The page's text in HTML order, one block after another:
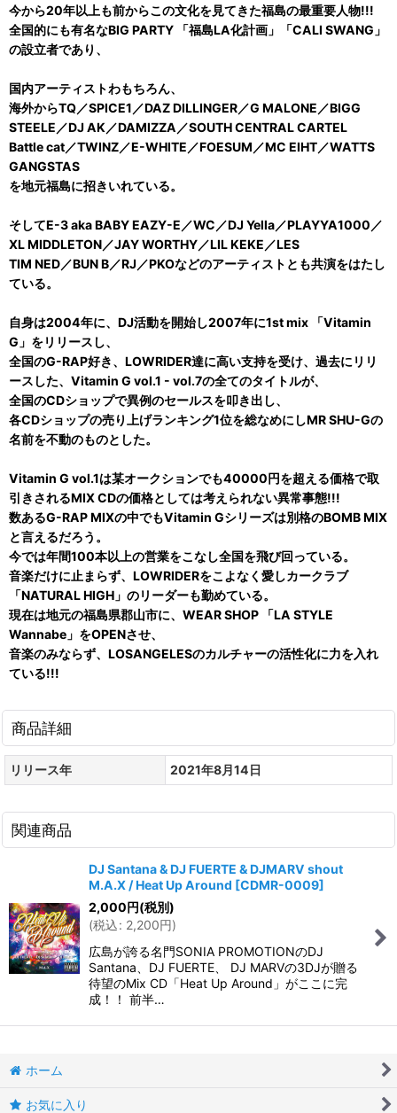
今から20年以上も前からこの文化を見てきた福島の最重要人物!!!
全国的にも有名なBIG PARTY 「福島LA化計画」「CALI SWANG」
の設立者であり、
国内アーティストわもちろん、
海外からTQ／SPICE1／DAZ DILLINGER／G MALONE／BIGG
STEELE／DJ AK／DAMIZZA／SOUTH CENTRAL CARTEL
Battle cat／TWINZ／E-WHITE／FOESUM／MC EIHT／WATTS
GANGSTAS
を地元福島に招きいれている。
そしてE-3 aka BABY EAZY-E／WC／DJ Yella／PLAYYA1000／
XL MIDDLETON／JAY WORTHY／LIL KEKE／LES
TIM NED／BUN B／RJ／PKOなどのアーティストとも共演をはたし
ている。
自身は2004年に、DJ活動を開始し2007年に1st mix 「Vitamin
G」をリリースし、
全国のG-RAP好き、LOWRIDER達に高い支持を受け、過去にリリ
ースした、Vitamin G vol.1 - vol.7の全てのタイトルが、
全国のCDショップで異例のセールスを叩き出し、
各CDショップの売り上げランキング1位を総なめにしMR SHU-Gの
名前を不動のものとした。
Vitamin G vol.1は某オークションでも40000円を超える価格で取
引きされるMIX CDの価格としては考えられない異常事態!!!
数あるG-RAP MIXの中でもVitamin Gシリーズは別格のBOMB MIX
と言えるだろう。
今では年間100本以上の営業をこなし全国を飛び回っている。
音楽だけに止まらず、LOWRIDERをこよなく愛しカークラブ
「NATURAL HIGH」のリーダーも勤めている。
現在は地元の福島県郡山市に、WEAR SHOP 「LA STYLE
Wannabe」をOPENさせ、
音楽のみならず、LOSANGELESのカルチャーの活性化に力を入れ
ている!!!
商品詳細
リリース年 2021年8月14日
関連商品
DJ Santana & DJ FUERTE & DJMARV shout
M.A.X / Heat Up Around [CDMR-0009]
2,000円(税別)
(税込: 2,200円)
広島が誇る名門SONIA PROMOTIONのDJ
Santana、DJ FUERTE、 DJ MARVの3DJが贈る
待望のMix CD「Heat Up Around」がここに完
成！！ 前半…
ホーム
お気に入り